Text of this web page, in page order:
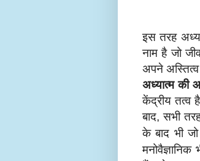
इस तरह
नाम है जो
अपने
अध्यात्म की
केंद्रीय तत्व
बाद, सभी
के बाद भी